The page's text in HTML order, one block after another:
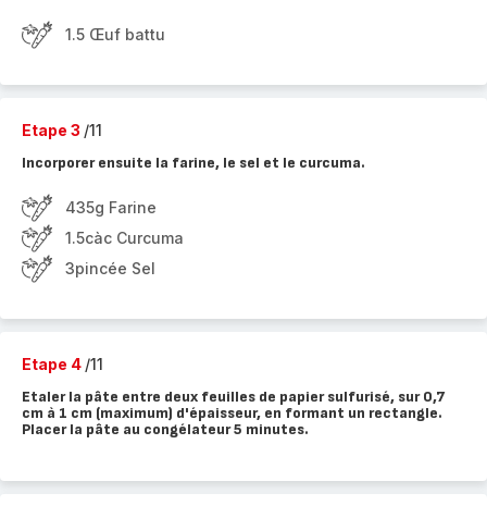
1.5 Œuf battu
Etape 3 /11
Incorporer ensuite la farine, le sel et le curcuma.
435g Farine
1.5càc Curcuma
3pincée Sel
Etape 4 /11
Etaler la pâte entre deux feuilles de papier sulfurisé, sur 0,7
cm à 1 cm (maximum) d'épaisseur, en formant un rectangle.
Placer la pâte au congélateur 5 minutes.